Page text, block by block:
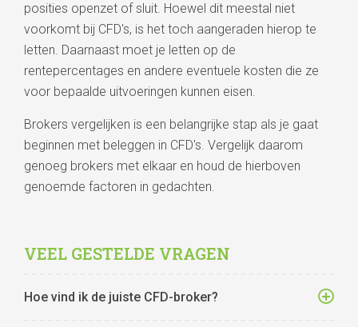
posities openzet of sluit. Hoewel dit meestal niet
voorkomt bij CFD's, is het toch aangeraden hierop te
letten. Daarnaast moet je letten op de
rentepercentages en andere eventuele kosten die ze
voor bepaalde uitvoeringen kunnen eisen.
Brokers vergelijken is een belangrijke stap als je gaat
beginnen met beleggen in CFD's. Vergelijk daarom
genoeg brokers met elkaar en houd de hierboven
genoemde factoren in gedachten.
VEEL GESTELDE VRAGEN
Hoe vind ik de juiste CFD-broker?